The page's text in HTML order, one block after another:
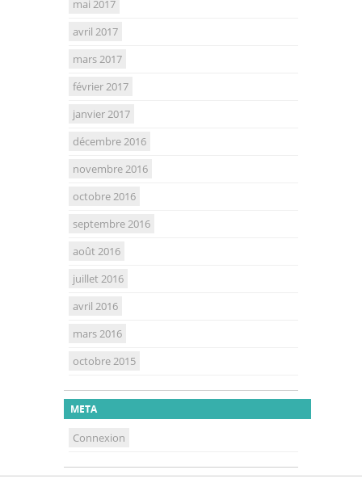
mai 2017
avril 2017
mars 2017
février 2017
janvier 2017
décembre 2016
novembre 2016
octobre 2016
septembre 2016
août 2016
juillet 2016
avril 2016
mars 2016
octobre 2015
META
Connexion